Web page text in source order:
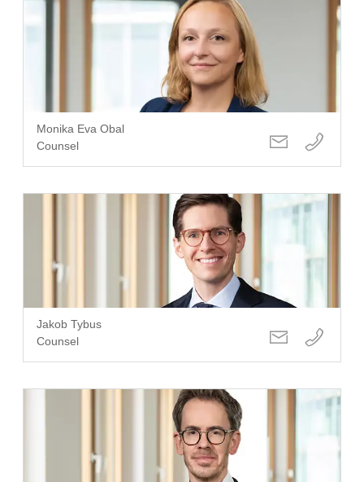
Monika Eva Obal
Counsel
Jakob Tybus
Counsel